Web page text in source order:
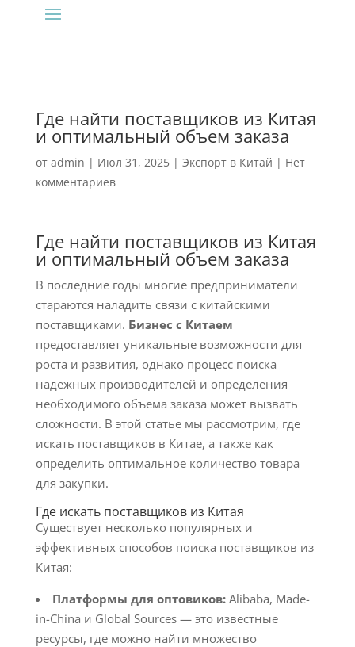
Где найти поставщиков из Китая
и оптимальный объем заказа
от admin | Июл 31, 2025| Экспорт в Китай | Нет
комментариев
Где найти поставщиков из Китая
и оптимальный объем заказа
В последние годы многие предприниматели
стараются наладить связи с китайскими
поставщиками. Бизнес с Китаем
предоставляет уникальные возможности для
роста и развития, однако процесс поиска
надежных производителей и определения
необходимого объема заказа может вызвать
сложности. В этой статье мы рассмотрим, где
искать поставщиков в Китае, а также как
определить оптимальное количество товара
для закупки.
Где искать поставщиков из Китая
Существует несколько популярных и
эффективных способов поиска поставщиков из
Китая:
Платформы для оптовиков:Alibaba, Made-
in-China и Global Sources — это известные
ресурсы, где можно найти множество